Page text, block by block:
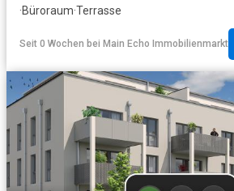
·Büroraum·Terrasse
Seit 0 Wochen bei Main Echo Immobilienmarkt